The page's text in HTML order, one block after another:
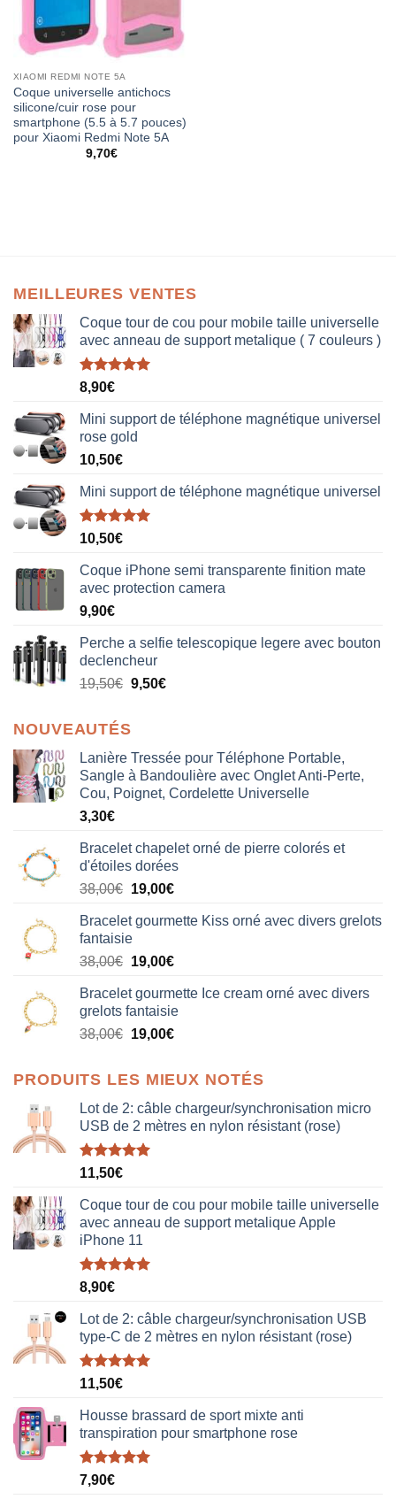
XIAOMI REDMI NOTE 5A
Coque universelle antichocs
silicone/cuir rose pour
smartphone (5.5 à 5.7 pouces)
pour Xiaomi Redmi Note 5A
9,70€
MEILLEURES VENTES
Coque tour de cou pour mobile taille universelle
avec anneau de support metalique ( 7 couleurs )
Note5.00
8,90€
Mini support de téléphone magnétique universel
rose gold
10,50€
Mini support de téléphone magnétique universel
Note5.00
10,50€
Coque iPhone semi transparente finition mate
avec protection camera
9,90€
Perche a selfie telescopique legere avec bouton
declencheur
19,50€ 9,50€
NOUVEAUTÉS
Lanière Tressée pour Téléphone Portable,
Sangle à Bandoulière avec Onglet Anti-Perte,
Cou, Poignet, Cordelette Universelle
3,30€
Bracelet chapelet orné de pierre colorés et
d'étoiles dorées
38,00€ Le
initial
était :
38,00€.
19,00€Le
actuel
19,00€.
Bracelet gourmette Kiss orné avec divers grelots
fantaisie
38,00€ Le
initial
était :
38,00€.
19,00€Le
actuel
est :
19,00€.
Bracelet gourmette Ice cream orné avec divers
grelots fantaisie
38,00€ Le
était :
38,00€.
19,00€Le
est :
19,00€.
PRODUITS LES MIEUX NOTÉS
Lot de 2: câble chargeur/synchronisation micro
USB de 2 mètres en nylon résistant (rose)
Note5.00
11,50€
Coque tour de cou pour mobile taille universelle
avec anneau de support metalique Apple
iPhone 11
Note5.00
8,90€
Lot de 2: câble chargeur/synchronisation USB
type-C de 2 mètres en nylon résistant (rose)
Note5.00
11,50€
Housse brassard de sport mixte anti
transpiration pour smartphone rose
Note5.00
7,90€